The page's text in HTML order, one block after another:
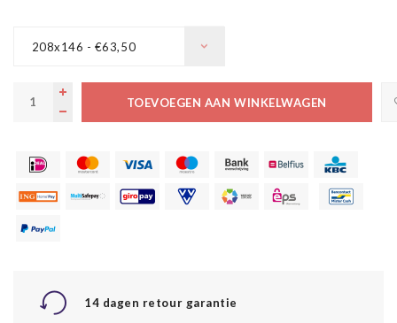
208x146 - €63,50
TOEVOEGEN AAN WINKELWAGEN
14 dagen retour garantie